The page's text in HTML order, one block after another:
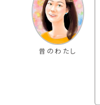
昔のわたし